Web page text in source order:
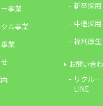
事業
ル事業
業
新卒採用
中途採用
福利厚生
お問い合
リクル
LINE